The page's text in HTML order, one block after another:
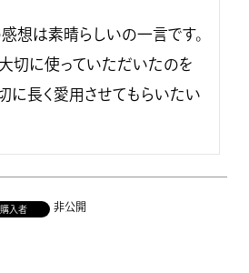
想は素晴らしいの一言です。
切に使っていただいたのを
に長く愛用させてもらいたい
購入者 非公開